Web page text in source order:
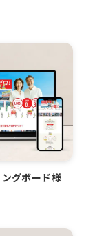
グボード様